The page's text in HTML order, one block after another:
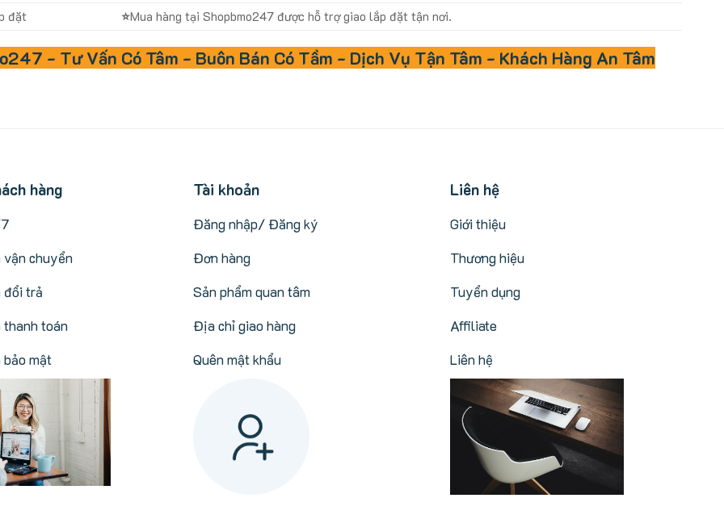
đặt
⭐Mua hàng tại Shopbmo247 được hỗ trợ giao lắp đặt tận nơi.
- Tư Vấn Có Tâm - Buôn Bán Có Tầm - Dịch Vụ Tận Tâm - Khách Hàng An Tâm
hàng
vận chuyển
đổi trả
thanh toán
bảo mật
Tài khoản
Đăng nhập/ Đăng ký
Đơn hàng
Sản phẩm quan tâm
Địa chỉ giao hàng
Quên mật khẩu
Liên hệ
Giới thiệu
Thương hiệu
Tuyển dụng
Affiliate
Liên hệ